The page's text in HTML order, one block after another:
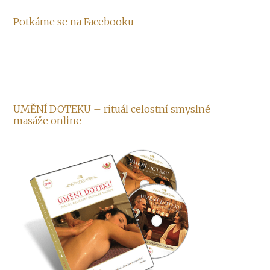
Potkáme se na Facebooku
UMĚNÍ DOTEKU – rituál celostní smyslné
masáže online